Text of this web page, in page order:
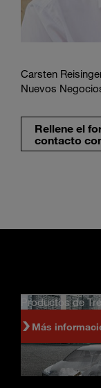
Carsten
Nuevos
Rellene el
contacto
Productos de
Más